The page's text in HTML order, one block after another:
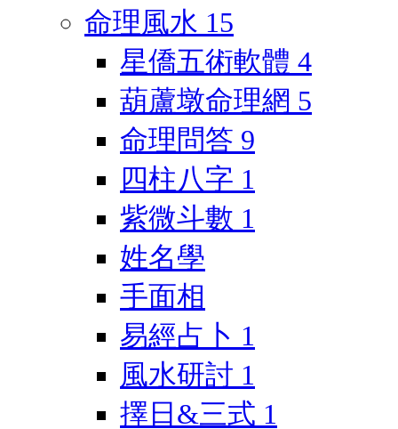
命理風水 15
星僑五術軟體 4
葫蘆墩命理網 5
命理問答 9
四柱八字 1
紫微斗數 1
姓名學
手面相
易經占卜 1
風水研討 1
擇日&三式 1